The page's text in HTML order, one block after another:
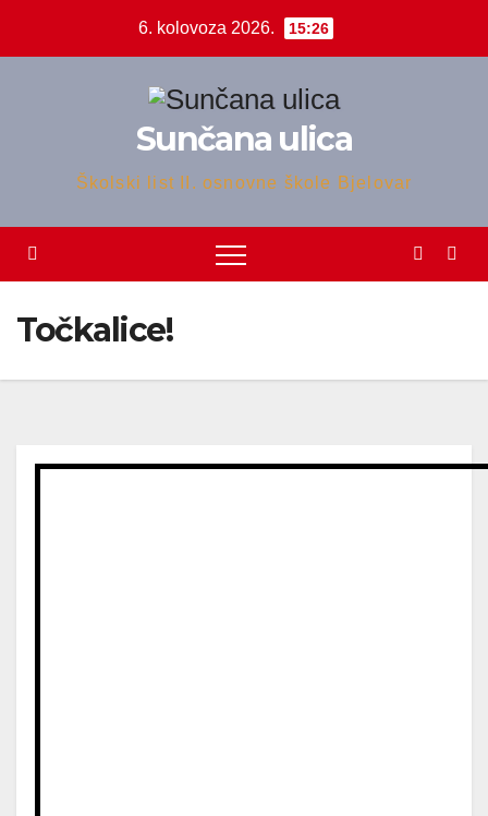
6. kolovoza 2026. 15:26
Sunčana ulica
Školski list II. osnovne škole Bjelovar
Točkalice!